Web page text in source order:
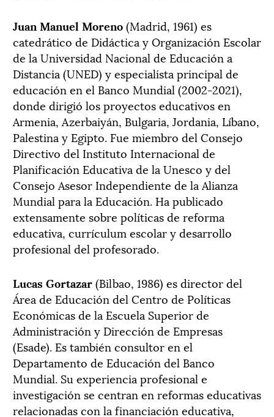
Juan Manuel Moreno(Madrid, 1961) es
catedrático de Didáctica y Organización Escolar
de la Universidad Nacional de Educación a
Distancia (UNED) y especialista principal de
educación en el Banco Mundial (2002-2021),
donde dirigió los proyectos educativos en
Armenia, Azerbaiyán, Bulgaria, Jordania, Líbano,
Palestina y Egipto. Fue miembro del Consejo
Directivo del Instituto Internacional de
Planificación Educativa de la Unesco y del
Consejo Asesor Independiente de la Alianza
Mundial para la Educación. Ha publicado
extensamente sobre políticas de reforma
educativa, currículum escolar y desarrollo
profesional del profesorado.
Lucas Gortazar(Bilbao, 1986) es director del
Área de Educación del Centro de Políticas
Económicas de la Escuela Superior de
Administración y Dirección de Empresas
(Esade). Es también consultor en el
Departamento de Educación del Banco
Mundial. Su experiencia profesional e
investigación se centran en reformas educativas
relacionadas con la financiación educativa,